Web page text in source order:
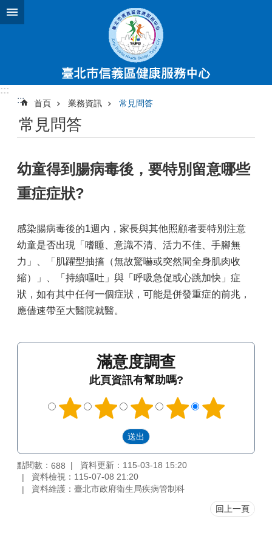
跳到主要內容區塊
:::
:::
首頁 業務資訊 常見問答
常見問答
幼童得到腸病毒後，要特別留意哪些
重症症狀?
感染腸病毒後的1週內，家長與其他照顧者要特別注意
幼童是否出現「嗜睡、意識不清、活力不佳、手腳無
力」、「肌躍型抽搐（無故驚嚇或突然間全身肌肉收
縮）」、「持續嘔吐」與「呼吸急促或心跳加快」症
狀，如有其中任何一個症狀，可能是併發重症的前兆，
應儘速帶至大醫院就醫。
滿意度調查
此頁資訊有幫助嗎?
點閱數： 688
資料更新：115-03-18 15:20
資料檢視：115-07-08 21:20
資料維護：臺北市政府衛生局疾病管制科
回上一頁